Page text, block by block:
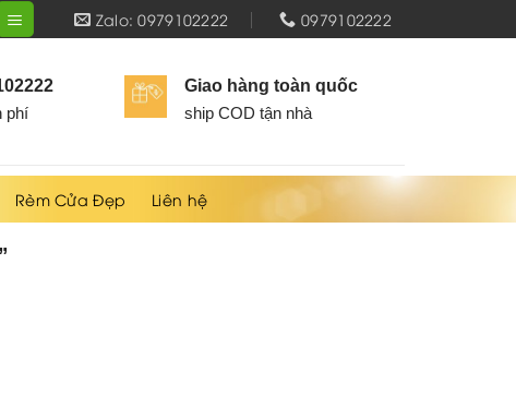
Zalo: 0979102222 0979102222
phí
Giao hàng toàn quốc
ship COD tận nhà
Rèm Cửa Đẹp Liên hệ